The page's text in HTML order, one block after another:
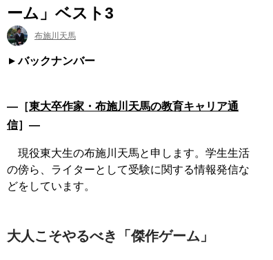
ーム」ベスト3
布施川天馬
バックナンバー
―［東大卒作家・布施川天馬の教育キャリア通
信］―
現役東大生の布施川天馬と申します。学生生活
の傍ら、ライターとして受験に関する情報発信な
どをしています。
大人こそやるべき「傑作ゲーム」